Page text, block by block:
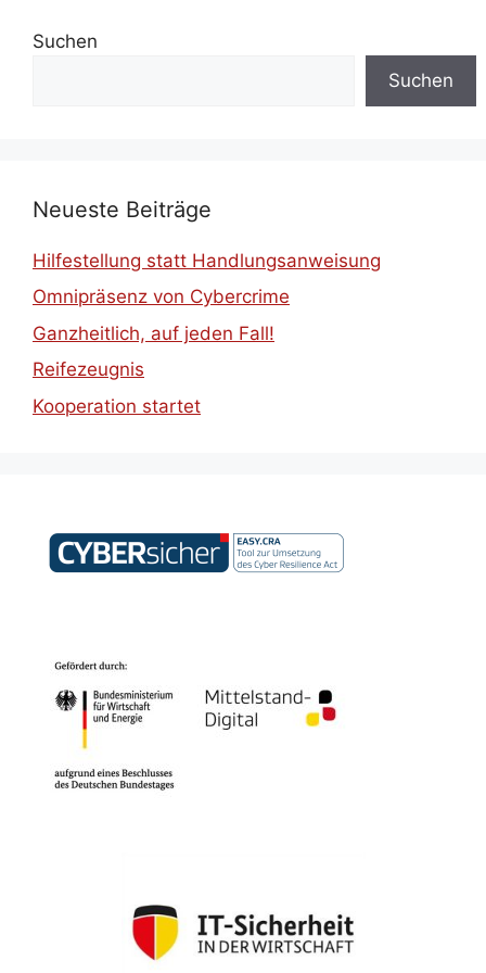
Suchen
Suchen
Neueste Beiträge
Hilfestellung statt Handlungsanweisung
Omnipräsenz von Cybercrime
Ganzheitlich, auf jeden Fall!
Reifezeugnis
Kooperation startet